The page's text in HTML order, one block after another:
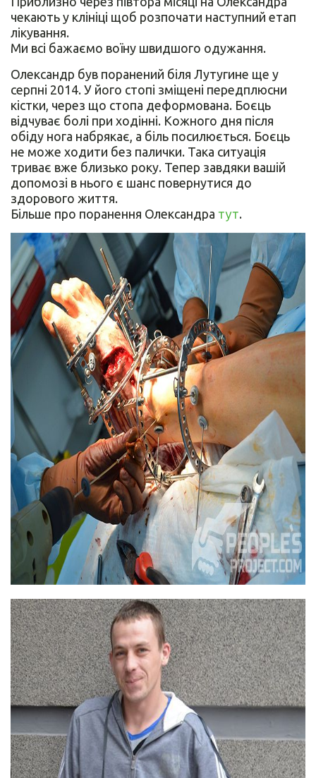
чекають у клініці щоб розпочати наступний етап
лікування.
Ми всі бажаємо воїну швидшого одужання.
Олександр був поранений біля Лутугине ще у
серпні 2014. У його стопі зміщені передплюсни
кістки, через що стопа деформована. Боєць
відчуває болі при ходінні. Кожного дня після
обіду нога набрякає, а біль посилюється. Боєць
не може ходити без палички. Така ситуація
триває вже близько року. Тепер завдяки вашій
допомозі в нього є шанс повернутися до
здорового життя.
Більше про поранення Олександра тут.